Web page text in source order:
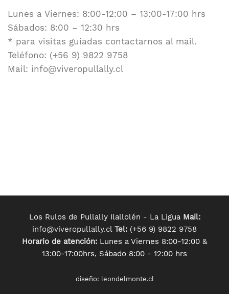
Lunes a Viernes: 8:00-12:00 – 13:00-17:00 hrs
Sábados: 8:00 – 12:30 hrs
* para visitas guiadas contactarnos al mail.
Teléfono: (+56 9) 9822 9758
Mail: info@viveropullally.cl
Los Rulos de Pullally Ilallolén - La Ligua Mail:
info@viveropullally.cl Tel: (+56 9) 9822 9758
Horario de atención: Lunes a Viernes 8:00-12:00 &
13:00-17:00hrs, Sábado 8:00 - 12:00 hrs
diseño: leondelmonte.cl